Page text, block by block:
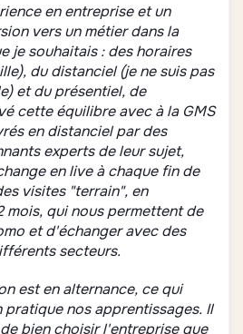
en entreprise et un
vers un métier dans la
je souhaitais : des horaires
du distanciel (je ne suis pas
et du présentiel, de
cette équilibre avec à la GMS
en distanciel par des
experts de leur sujet,
en live à chaque fin de
visites "terrain", en
mois, qui nous permettent de
et d'échanger avec des
secteurs.
est en alternance, ce qui
pratique nos apprentissages. Il
bien choisir l'entreprise que